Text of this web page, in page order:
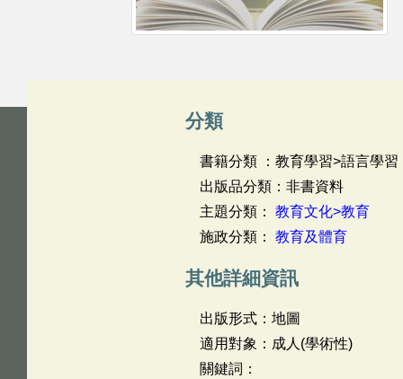
分類
書籍分類 ：教育學習>語言學
出版品分類：非書資料
主題分類： 教育文化>教育
施政分類： 教育及體育
其他詳細資訊
出版形式：地圖
適用對象：成人(學術性)
關鍵詞：